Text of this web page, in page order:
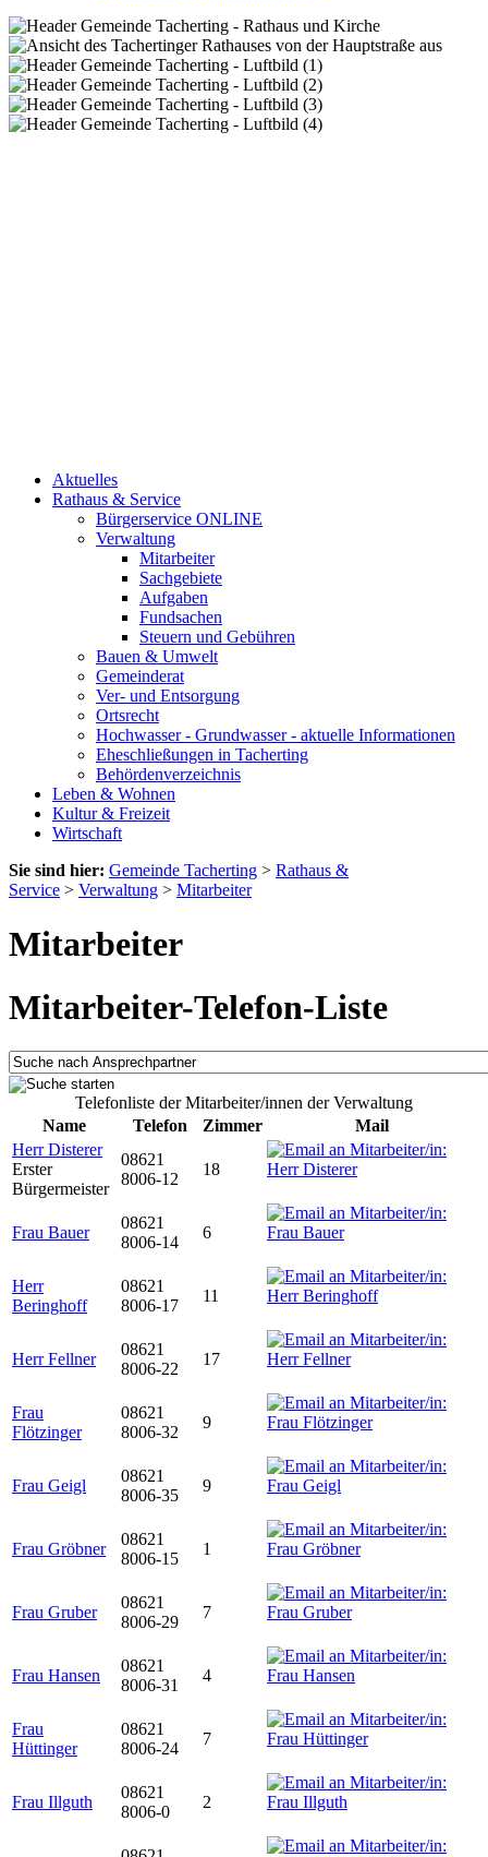
Aktuelles
Rathaus & Service
Bürgerservice ONLINE
Verwaltung
Mitarbeiter
Sachgebiete
Aufgaben
Fundsachen
Steuern und Gebühren
Bauen & Umwelt
Gemeinderat
Ver- und Entsorgung
Ortsrecht
Hochwasser - Grundwasser - aktuelle Informationen
Eheschließungen in Tacherting
Behördenverzeichnis
Leben & Wohnen
Kultur & Freizeit
Wirtschaft
Sie sind hier: Gemeinde Tacherting > Rathaus &
Service > Verwaltung > Mitarbeiter
Mitarbeiter
Mitarbeiter-Telefon-Liste
Telefonliste der Mitarbeiter/innen der Verwaltung
Name
Telefon Zimmer
Mail
Herr Disterer
Erster
Bürgermeister
08621
8006-12
18
Frau Bauer
08621
8006-14
6
Herr
Beringhoff
08621
8006-17
11
Herr Fellner
08621
8006-22
17
Frau
Flötzinger
08621
8006-32
9
Frau Geigl
08621
8006-35
9
Frau Gröbner
08621
8006-15
1
Frau Gruber
08621
8006-29
7
Frau Hansen
08621
8006-31
4
Frau
Hüttinger
08621
8006-24
7
Frau Illguth
08621
8006-0
2